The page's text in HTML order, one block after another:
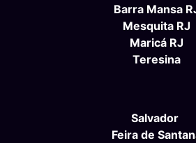
Barra Mansa
Mesquita RJ
Maricá RJ
Teresina
Salvador
Feira de